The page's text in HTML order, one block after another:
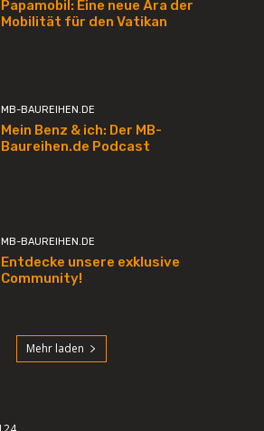
Papamobil: Eine neue Ära der
Mobilität für den Vatikan
MB-BAUREIHEN.DE
Mein Benz & ich: Der MB-
Baureihen.de Podcast
MB-BAUREIHEN.DE
Entdecke unsere exklusive
Community!
Mehr laden